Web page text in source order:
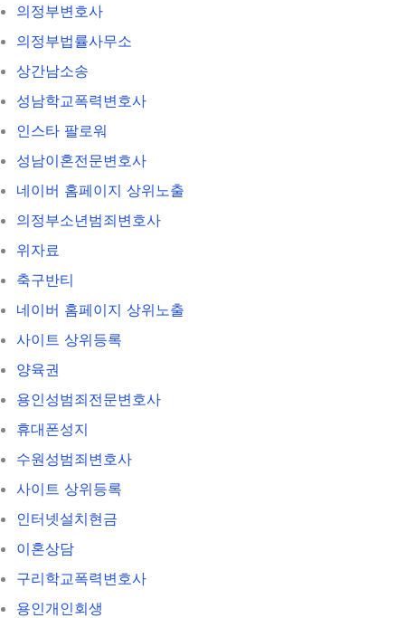
의정부변호사
의정부법률사무소
상간남소송
성남학교폭력변호사
인스타 팔로워
성남이혼전문변호사
네이버 홈페이지 상위노출
의정부소년범죄변호사
위자료
축구반티
네이버 홈페이지 상위노출
사이트 상위등록
양육권
용인성범죄전문변호사
휴대폰성지
수원성범죄변호사
사이트 상위등록
인터넷설치현금
이혼상담
구리학교폭력변호사
용인개인회생